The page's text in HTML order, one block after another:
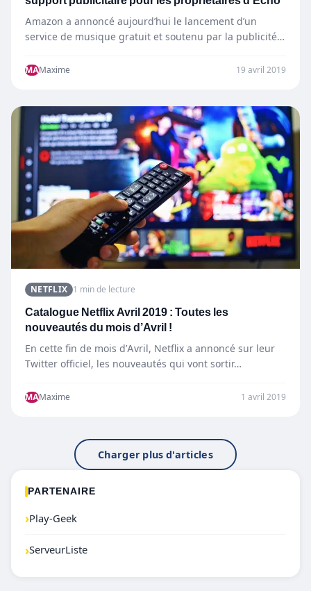
Amazon a annoncé aujourd’hui le lancement d’un
service de musique gratuit et soutenu par la publicité
MAMaxime 19 avril 2019
NETFLIX 1 min de lecture
Catalogue Netflix Avril 2019 : Toutes les
nouveautés du mois d’Avril !
En cette fin de mois d’Avril, Netflix a annoncé sur leur
Twitter officiel, les nouveautés qui vont sortir…
MAMaxime 1 avril 2019
Charger plus d'articles
PARTENAIRE
›Play-Geek
›ServeurListe